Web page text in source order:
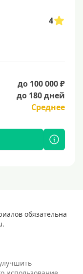
4
до 100 000 ₽
до 180 дней
Среднее
обязательна